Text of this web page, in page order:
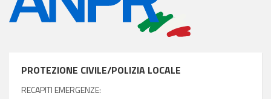
PROTEZIONE CIVILE/POLIZIA LOCALE
RECAPITI EMERGENZE: